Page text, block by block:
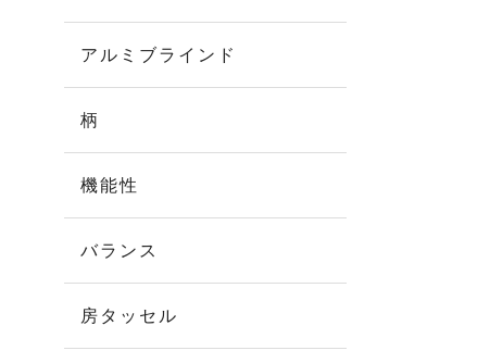
アルミブラインド
柄
機能性
バランス
房タッセル